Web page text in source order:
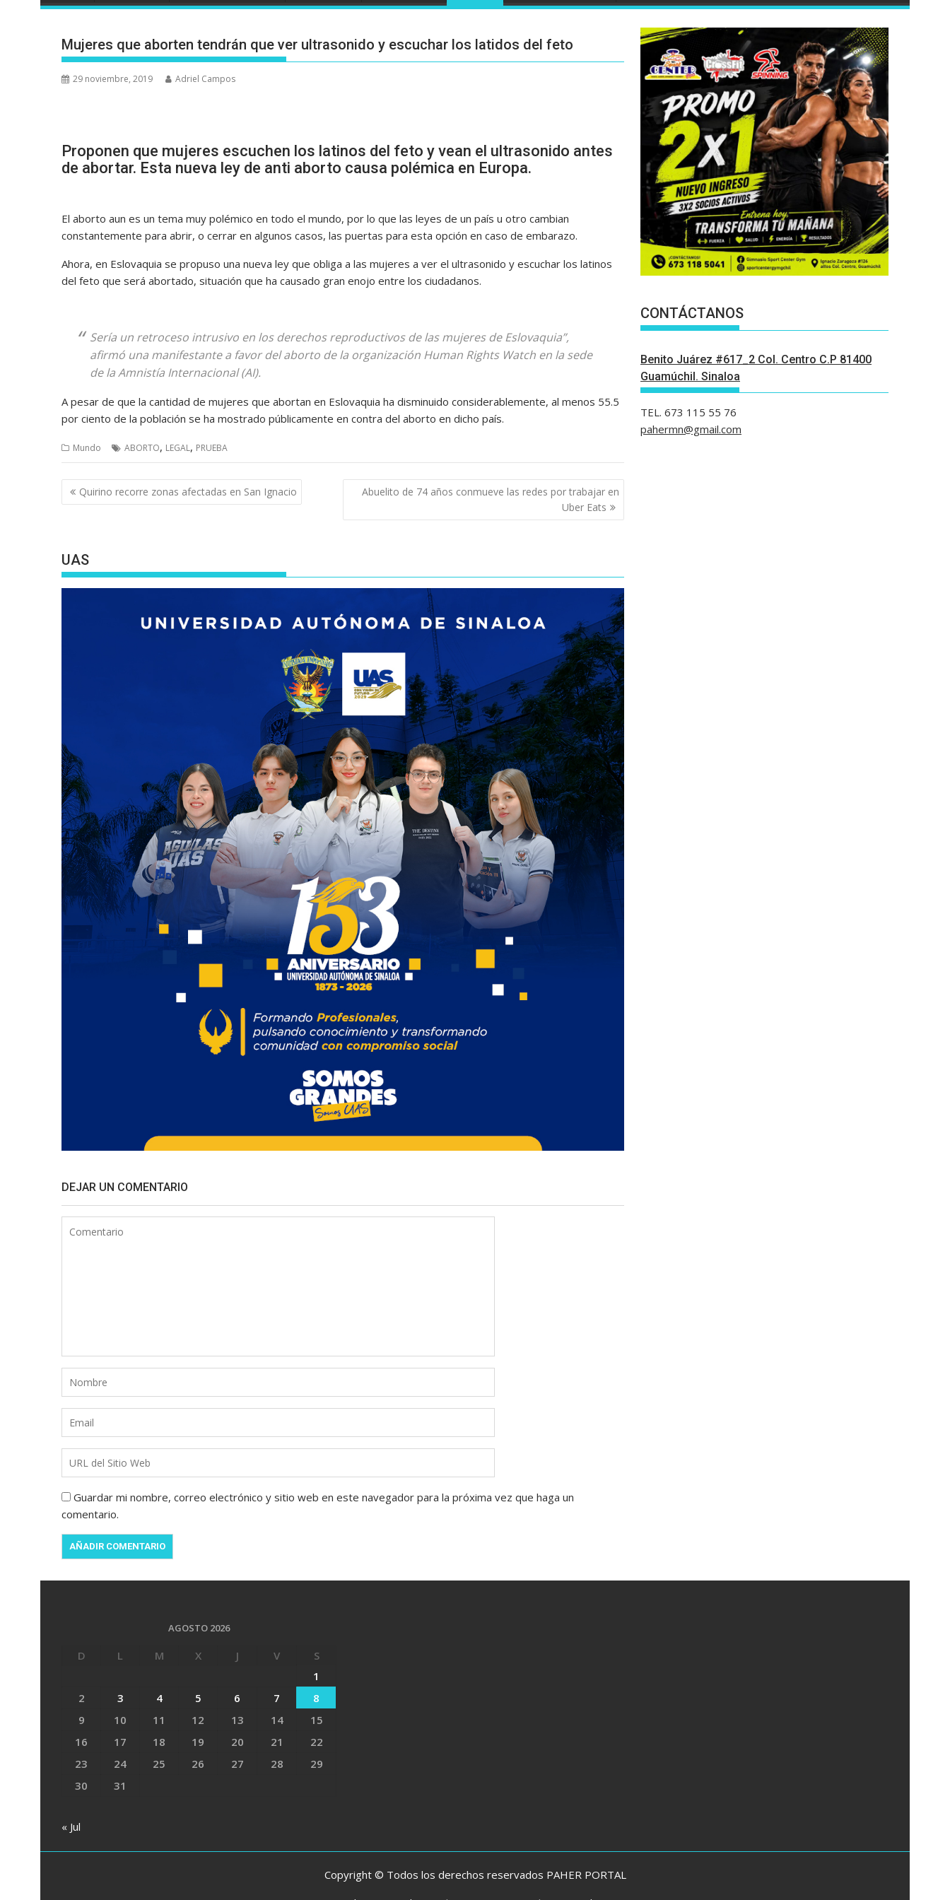
Mujeres que aborten tendrán que ver ultrasonido y escuchar los latidos del feto
29 noviembre, 2019 Adriel Campos
Proponen que mujeres escuchen los latinos del feto y vean el ultrasonido antes
de abortar. Esta nueva ley de anti aborto causa polémica en Europa.
El aborto aun es un tema muy polémico en todo el mundo, por lo que las leyes de un país u otro cambian
constantemente para abrir, o cerrar en algunos casos, las puertas para esta opción en caso de embarazo.
Ahora, en Eslovaquia se propuso una nueva ley que obliga a las mujeres a ver el ultrasonido y escuchar los latinos
del feto que será abortado, situación que ha causado gran enojo entre los ciudadanos.
Sería un retroceso intrusivo en los derechos reproductivos de las mujeres de Eslovaquia”,
afirmó una manifestante a favor del aborto de la organización Human Rights Watch en la sede
de la Amnistía Internacional (AI).
A pesar de que la cantidad de mujeres que abortan en Eslovaquia ha disminuido considerablemente, al menos 55.5
por ciento de la población se ha mostrado públicamente en contra del aborto en dicho país.
Mundo ABORTO, LEGAL, PRUEBA
Navegación
de
Quirino recorre zonas afectadas en San Ignacio
Abuelito de 74 años conmueve las redes por trabajar en
Uber Eats
UAS
DEJAR UN COMENTARIO
Guardar mi nombre, correo electrónico y sitio web en este navegador para la próxima vez que haga un
comentario.
CONTÁCTANOS
Benito Juárez #617_2 Col. Centro C.P 81400
Guamúchil. Sinaloa
TEL. 673 115 55 76
pahermn@gmail.com
AGOSTO 2026
D L M X J V
S
1
2
3 4 5 6 7
8
9
10 11 12 13 14
15
16
17 18 19 20 21
22
23
24 25 26 27 28
29
30
31
« Jul
Copyright © Todos los derechos reservados PAHER PORTAL